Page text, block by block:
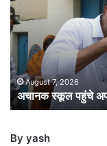
अफसर,
बच्चों
को
मिला
‘सरप्राइज’
August 7, 2026
अचानक स्कूल पहुंचे
By yash